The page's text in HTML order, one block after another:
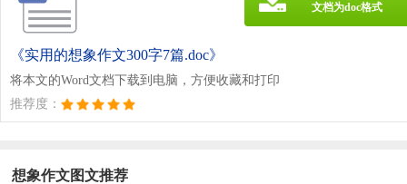
《实用的想象作文300字7篇.doc》
将本文的Word文档下载到电脑，方便收藏和打印
推荐度：
文档为doc格式
想象作文图文推荐